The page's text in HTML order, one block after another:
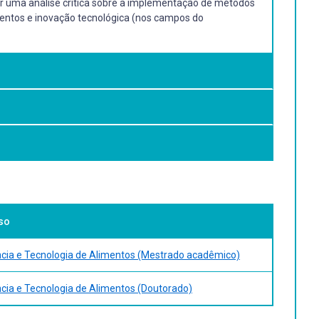
uma análise crítica sobre a implementação de métodos
e inovação tecnológica (nos campos do
Instrumentais (Cromatografia líquida de alta
and Bioanalytical Chemistry, v. 410 (3). 2018. DOI:
e Tecnologia de Alimentos (Mestrado acadêmico)
e Tecnologia de Alimentos (Doutorado)